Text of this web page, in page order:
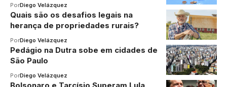
PorDiego Velázquez
Quais são os desafios legais na
herança de propriedades rurais?
PorDiego Velázquez
Pedágio na Dutra sobe em cidades de
São Paulo
PorDiego Velázquez